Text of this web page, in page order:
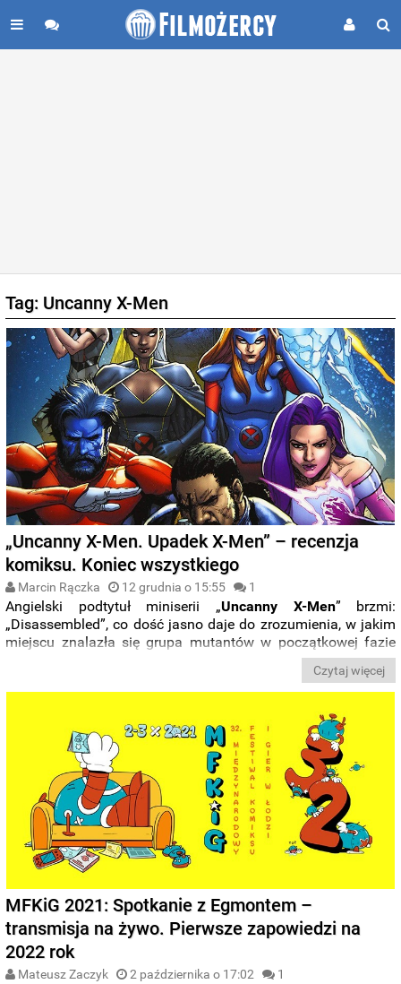
Tag: Uncanny X-Men
„Uncanny X-Men. Upadek X-Men” – recenzja
komiksu. Koniec wszystkiego
Marcin Rączka 12 grudnia o 15:55 1
Angielski podtytuł miniserii „Uncanny X-Men” brzmi:
„Disassembled”, co dość jasno daje do zrozumienia, w jakim
miejscu znalazła się grupa mutantów w początkowej fazie
” jest najsłabszym z ostatnio
wydanych komiksów z serii „X-Men”. Jednocześnie jest to
event niezbędny, aby niebawem historię mutantów zacząć
tworzyć na nowo, po swojemu i przez kogoś, kto faktycznie
ma na nich pomysł.
Czytaj więcej
MFKiG 2021: Spotkanie z Egmontem –
transmisja na żywo. Pierwsze zapowiedzi na
2022 rok
Mateusz Zaczyk 2 października o 17:02 1